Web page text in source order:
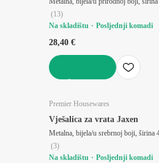
(13)
Na skladištu
Posljednji komadi
28,40 €
Premier Housewares
Vješalica za vrata Jaxen
Metalna, bijela/u srebrnoj boji, širina
(3)
Na skladištu
Posljednji komadi